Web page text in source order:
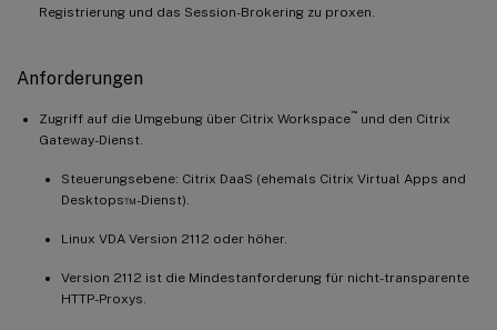
Registrierung und das Session-Brokering zu proxen.
Anforderungen
Zugriff auf die Umgebung über Citrix Workspace™
und den Citrix
Gateway-Dienst.
Steuerungsebene: Citrix DaaS (ehemals Citrix Virtual Apps and
Desktops™-Dienst).
Linux VDA Version 2112 oder höher.
Version 2112 ist die Mindestanforderung für nicht-transparente
HTTP-Proxys.